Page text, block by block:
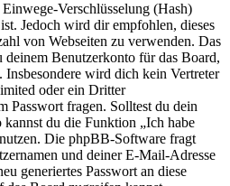
Verschlüsselung (Hash)
Jedoch wird dir empfohlen, dieses
von Webseiten zu verwenden. Das
deinem Benutzerkonto für das Board,
Insbesondere wird dich kein Vertreter
oder ein Dritter
Passwort fragen. Solltest du dein
kannst du die Funktion „Ich habe
Die phpBB-Software fragt
und deiner E-Mail-Adresse
generiertes Passwort an diese